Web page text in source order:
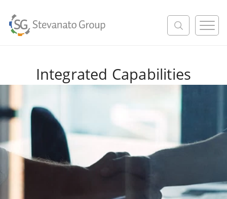
M
e
Integrated Capabilities